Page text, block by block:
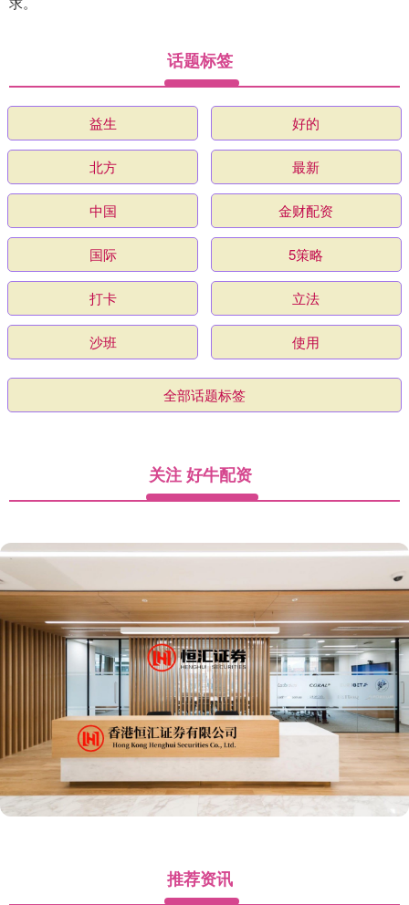
话题标签
益生 好的
北方 最新
中国 金财配资
国际 5策略
打卡 立法
沙班 使用
全部话题标签
关注 好牛配资
推荐资讯